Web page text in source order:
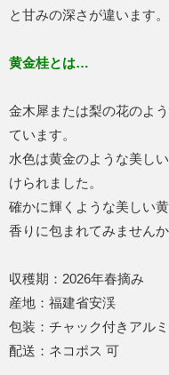
と甘みの深さが違います。
黄金桂とは…
金木犀または梨の花のよ
ています。
水色は黄金のような美し
けられました。
確かに輝くような美しい
香りに包まれてみませんか
収穫期：2026年春摘み
産地：福建省安渓
包装：チャック付きアル
配送：ネコポス 可